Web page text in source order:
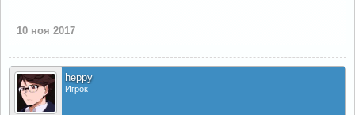
10 ноя 2017
heppy
Игрок